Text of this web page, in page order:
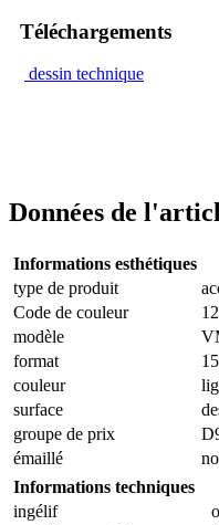
Téléchargements
dessin technique
Données de
Informations esthétiques
type de produit
Code de couleur
modèle
format
couleur
surface
groupe de prix
émaillé
Informations techniques
ingélif